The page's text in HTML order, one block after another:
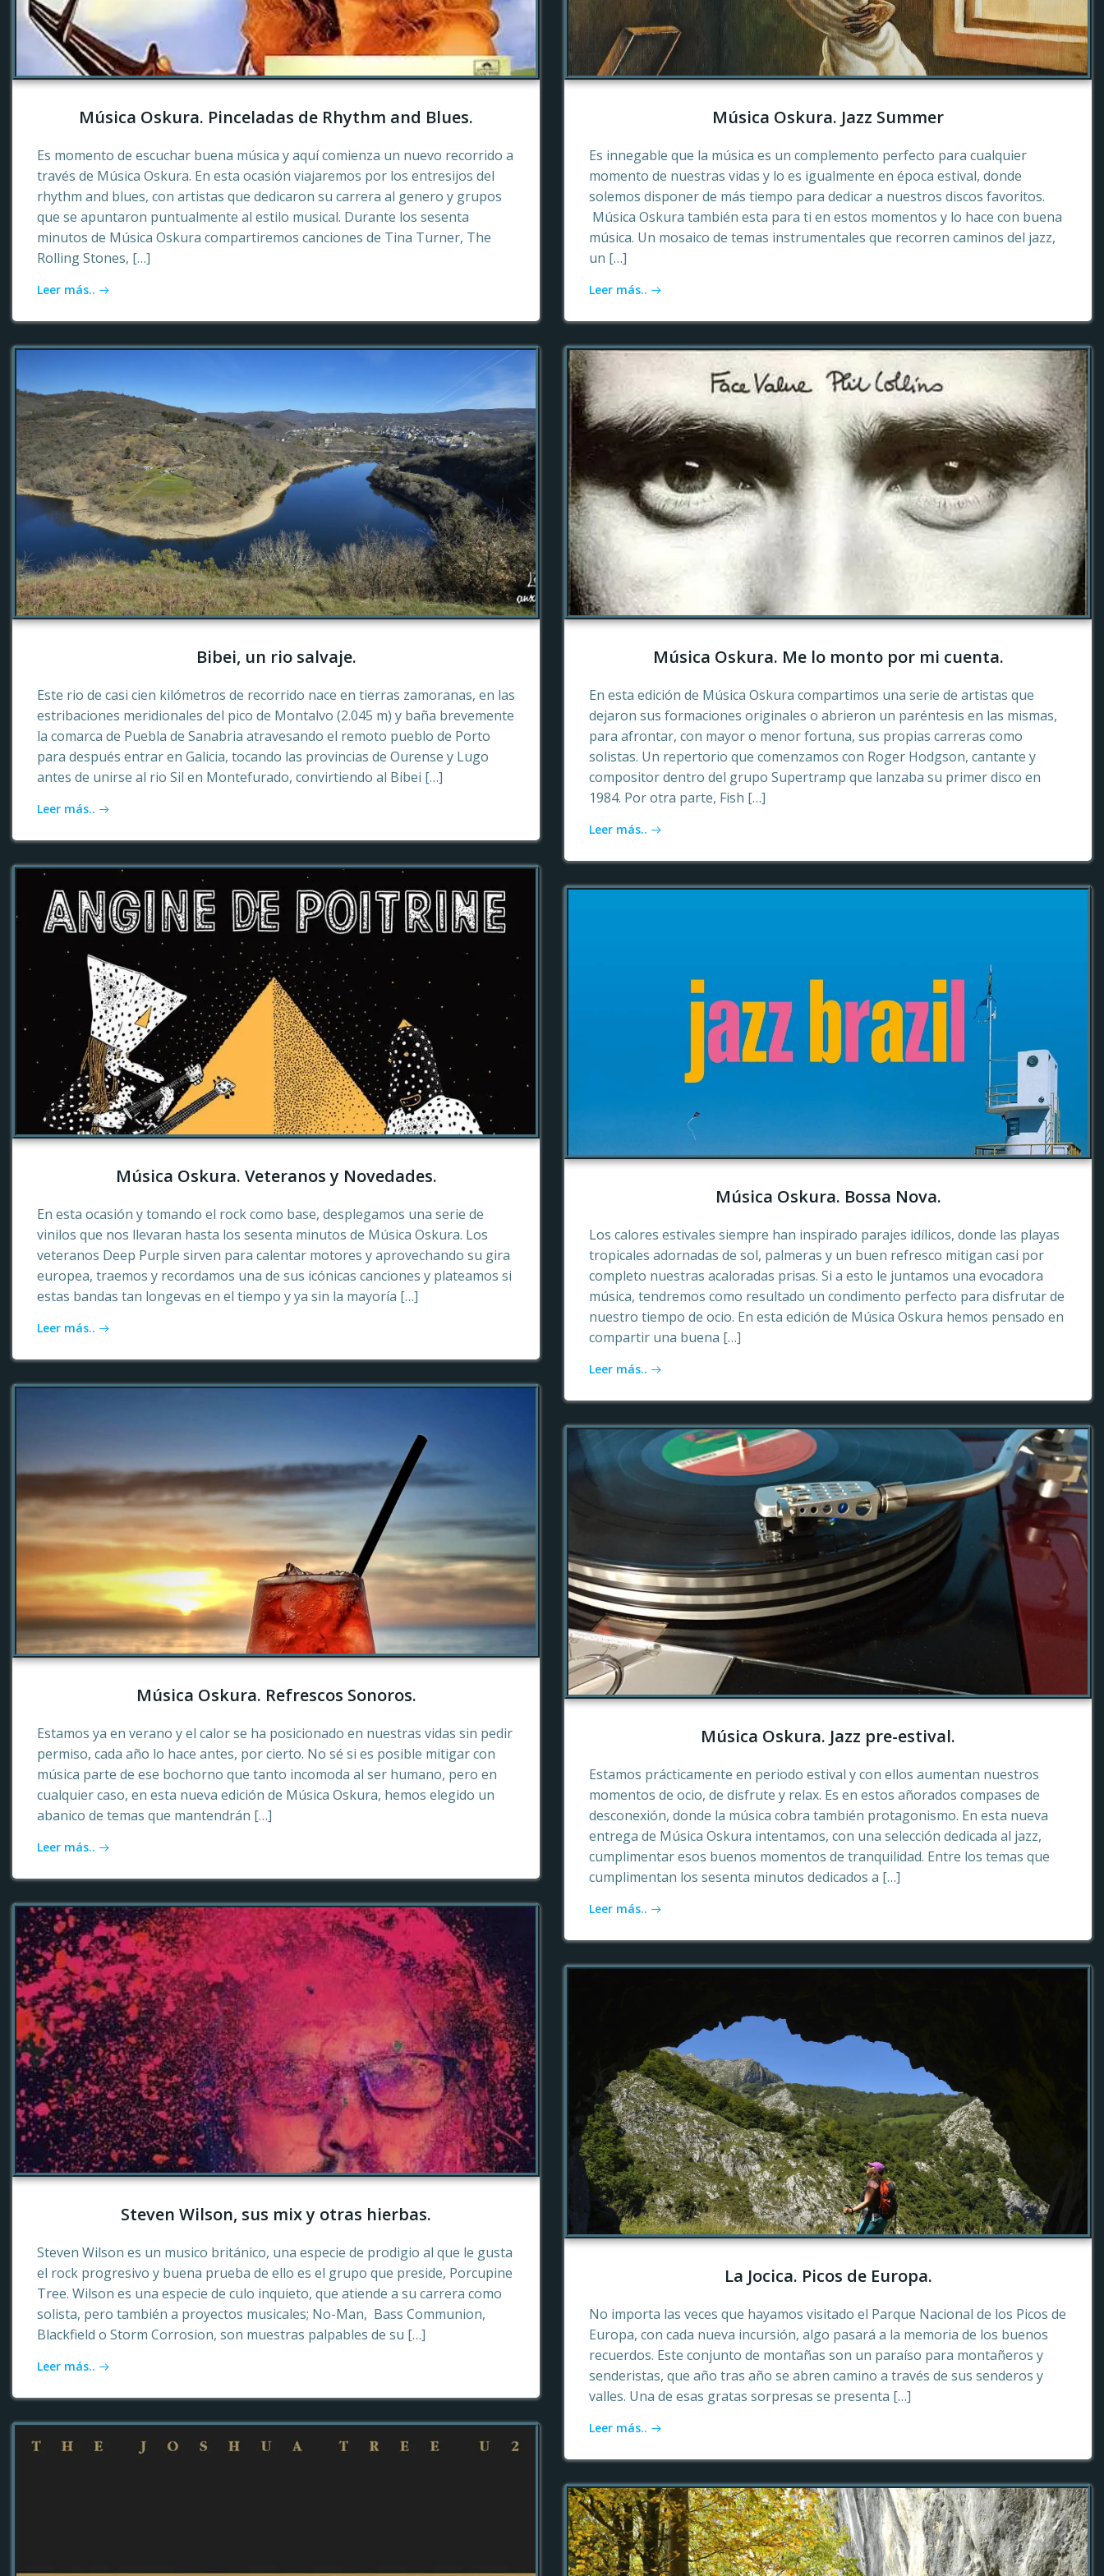
Música Oskura. Pinceladas de Rhythm and Blues.
Es momento de escuchar buena música y aquí comienza un nuevo recorrido a
través de Música Oskura. En esta ocasión viajaremos por los entresijos del
rhythm and blues, con artistas que dedicaron su carrera al genero y grupos
que se apuntaron puntualmente al estilo musical. Durante los sesenta
minutos de Música Oskura compartiremos canciones de Tina Turner, The
Rolling Stones, […]
Leer más..
Música Oskura. Jazz Summer
Es innegable que la música es un complemento perfecto para cualquier
momento de nuestras vidas y lo es igualmente en época estival, donde
solemos disponer de más tiempo para dedicar a nuestros discos favoritos.
Música Oskura también esta para ti en estos momentos y lo hace con buena
música. Un mosaico de temas instrumentales que recorren caminos del jazz,
un […]
Leer más..
Bibei, un rio salvaje.
Este rio de casi cien kilómetros de recorrido nace en tierras zamoranas, en las
estribaciones meridionales del pico de Montalvo (2.045 m) y baña brevemente
la comarca de Puebla de Sanabria atravesando el remoto pueblo de Porto
para después entrar en Galicia, tocando las provincias de Ourense y Lugo
antes de unirse al rio Sil en Montefurado, convirtiendo al Bibei […]
Leer más..
Música Oskura. Me lo monto por mi cuenta.
En esta edición de Música Oskura compartimos una serie de artistas que
dejaron sus formaciones originales o abrieron un paréntesis en las mismas,
para afrontar, con mayor o menor fortuna, sus propias carreras como
solistas. Un repertorio que comenzamos con Roger Hodgson, cantante y
compositor dentro del grupo Supertramp que lanzaba su primer disco en
1984. Por otra parte, Fish […]
Leer más..
Música Oskura. Veteranos y Novedades.
En esta ocasión y tomando el rock como base, desplegamos una serie de
vinilos que nos llevaran hasta los sesenta minutos de Música Oskura. Los
veteranos Deep Purple sirven para calentar motores y aprovechando su gira
europea, traemos y recordamos una de sus icónicas canciones y plateamos si
estas bandas tan longevas en el tiempo y ya sin la mayoría […]
Leer más..
Música Oskura. Bossa Nova.
Los calores estivales siempre han inspirado parajes idílicos, donde las playas
tropicales adornadas de sol, palmeras y un buen refresco mitigan casi por
completo nuestras acaloradas prisas. Si a esto le juntamos una evocadora
música, tendremos como resultado un condimento perfecto para disfrutar de
nuestro tiempo de ocio. En esta edición de Música Oskura hemos pensado en
compartir una buena […]
Leer más..
Música Oskura. Refrescos Sonoros.
Estamos ya en verano y el calor se ha posicionado en nuestras vidas sin pedir
permiso, cada año lo hace antes, por cierto. No sé si es posible mitigar con
música parte de ese bochorno que tanto incomoda al ser humano, pero en
cualquier caso, en esta nueva edición de Música Oskura, hemos elegido un
abanico de temas que mantendrán […]
Leer más..
Música Oskura. Jazz pre-estival.
Estamos prácticamente en periodo estival y con ellos aumentan nuestros
momentos de ocio, de disfrute y relax. Es en estos añorados compases de
desconexión, donde la música cobra también protagonismo. En esta nueva
entrega de Música Oskura intentamos, con una selección dedicada al jazz,
cumplimentar esos buenos momentos de tranquilidad. Entre los temas que
cumplimentan los sesenta minutos dedicados a […]
Leer más..
Steven Wilson, sus mix y otras hierbas.
Steven Wilson es un musico británico, una especie de prodigio al que le gusta
el rock progresivo y buena prueba de ello es el grupo que preside, Porcupine
Tree. Wilson es una especie de culo inquieto, que atiende a su carrera como
solista, pero también a proyectos musicales; No-Man, Bass Communion,
Blackfield o Storm Corrosion, son muestras palpables de su […]
Leer más..
La Jocica. Picos de Europa.
No importa las veces que hayamos visitado el Parque Nacional de los Picos de
Europa, con cada nueva incursión, algo pasará a la memoria de los buenos
recuerdos. Este conjunto de montañas son un paraíso para montañeros y
senderistas, que año tras año se abren camino a través de sus senderos y
valles. Una de esas gratas sorpresas se presenta […]
Leer más..